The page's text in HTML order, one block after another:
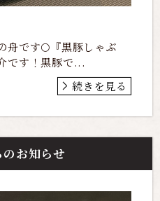
舟です🌕『黒豚しゃぶ
です！黒豚で...
続きを見る
お知らせ